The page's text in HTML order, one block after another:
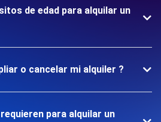
de edad para alquilar un
o cancelar mi alquiler ?
para alquilar un